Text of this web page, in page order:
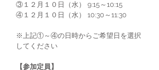
​③１２月１０日（水） 9:15～10:15
​④１２月１０日（水） 10:30～11:30
​※上記①～④の日時からご希望日を選択
してください
【参加定員】